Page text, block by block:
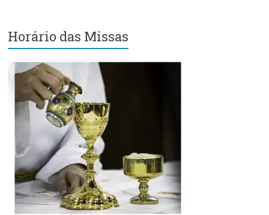
Horário das Missas